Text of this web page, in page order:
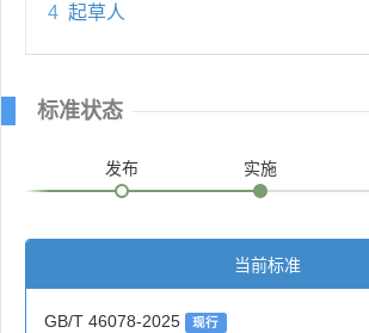
4 起草人
标准状态
发布 实施
当前标准
GB/T 46078-2025 现行